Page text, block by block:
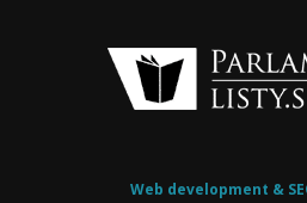
Web development &